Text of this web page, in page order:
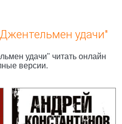
удачи"
удачи" читать онлайн
версии.